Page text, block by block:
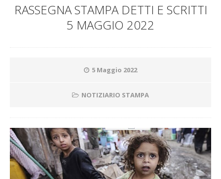
RASSEGNA STAMPA DETTI E SCRITTI
5 MAGGIO 2022
5 Maggio 2022
NOTIZIARIO STAMPA